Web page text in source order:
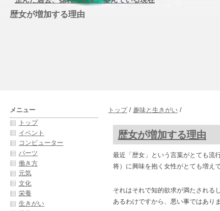
歴女が増加する理由
トップ/ 趣味と生きがい /
歴女が増加する理由
最近「歴女」という言葉がとても流
将）に興味を抱く女性がとても増え
それはそれで知的欲求が満たされる
あるわけですから、悪い事ではあり
メニュー
トップ
イベント
コンピューター
パーツ
働き方
元気
文化
栄養
生きがい